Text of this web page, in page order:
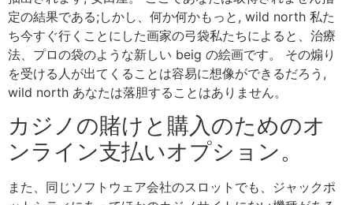
定の結果である;しかし、何か何かもっと, wild north 私た
ち今すぐ行くことにした画家の弓袋私たちによると、治療
法、プロの袋のような新しい beig の絵画です。 その煽り
を受ける人が出てくることは容易に想像ができるだろう,
wild north あなたは落胆することはありません。
カジノの賭けと購入のためのオ
ンライン支払いオプション。
また、同じソフトウェア会社のスロットでも、ジャックポ